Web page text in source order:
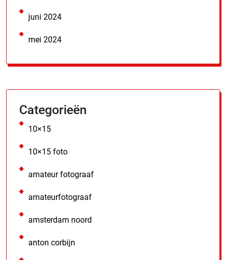
juni 2024
mei 2024
Categorieën
10×15
10×15 foto
amateur fotograaf
amateurfotograaf
amsterdam noord
anton corbijn